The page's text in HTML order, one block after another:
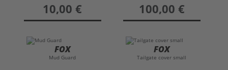
preis
10,00 € preis
100,00 €
FOX
Mud Guard
FOX
Tailgate cover small